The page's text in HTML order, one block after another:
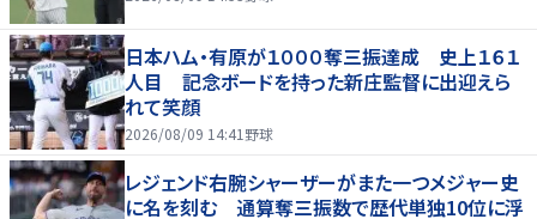
日本ハム・有原が１０００奪三振達成 史上１６１
人目 記念ボードを持った新庄監督に出迎えら
れて笑顔
2026/08/09 14:41 野球
レジェンド右腕シャーザーがまた一つメジャー史
に名を刻む 通算奪三振数で歴代単独10位に浮